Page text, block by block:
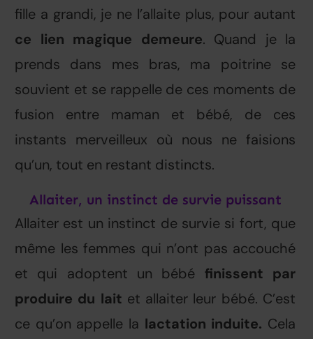
fille a grandi, je ne l’allaite plus, pour autant
ce lien magique demeure. Quand je la
prends dans mes bras, ma poitrine se
souvient et se rappelle de ces moments de
fusion entre maman et bébé, de ces
instants merveilleux où nous ne faisions
qu’un, tout en restant distincts.
Allaiter, un instinct de survie puissant
Allaiter est un instinct de survie si fort, que
même les femmes qui n’ont pas accouché
et qui adoptent un bébé finissent par
produire du lait et allaiter leur bébé. C’est
ce qu’on appelle la lactation induite. Cela